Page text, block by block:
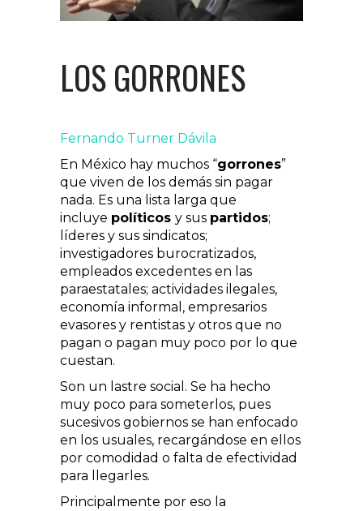
LOS GORRONES
Fernando Turner Dávila
En México hay muchos “gorrones”
que viven de los demás sin pagar
nada. Es una lista larga que
incluye políticos y sus partidos;
líderes y sus sindicatos;
investigadores burocratizados,
empleados excedentes en las
paraestatales; actividades ilegales,
economía informal, empresarios
evasores y rentistas y otros que no
pagan o pagan muy poco por lo que
cuestan.
Son un lastre social. Se ha hecho
muy poco para someterlos, pues
sucesivos gobiernos se han enfocado
en los usuales, recargándose en ellos
por comodidad o falta de efectividad
para llegarles.
Principalmente por eso la